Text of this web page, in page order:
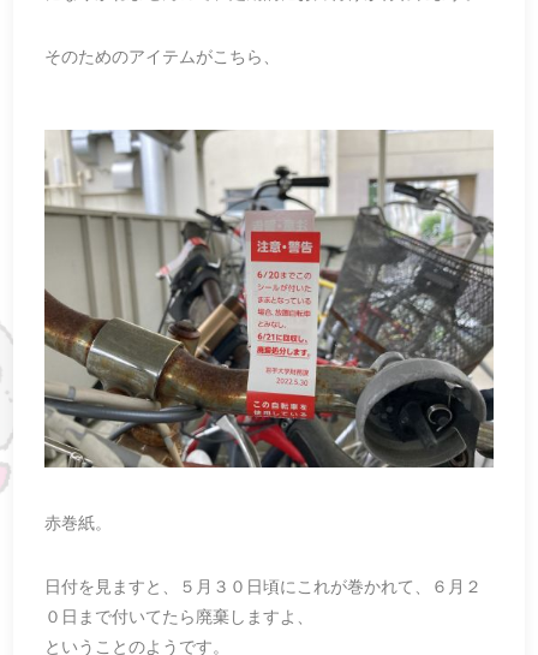
そのためのアイテムがこちら、
赤巻紙。
日付を見ますと、５月３０日頃にこれが巻かれて、６月２
０日まで付いてたら廃棄しますよ、
ということのようです。